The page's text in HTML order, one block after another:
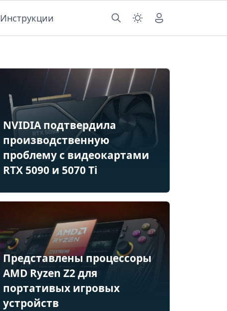
Инструкции
NVIDIA подтвердила
производственную
проблему с видеокартами
RTX 5090 и 5070 Ti
Представлены процессоры
AMD Ryzen Z2 для
портативых игровых
устройств